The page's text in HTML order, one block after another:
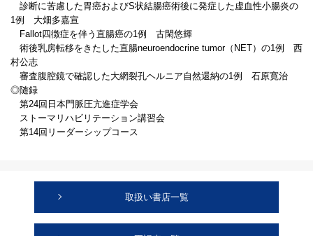
診断に苦慮した胃癌およびS状結腸癌術後に発症した虚血性小腸炎の
1例 大畑多嘉宣
Fallot四徴症を伴う直腸癌の1例 古閑悠輝
術後乳房転移をきたした直腸neuroendocrine tumor（NET）の1例 西
村公志
審査腹腔鏡で確認した大網裂孔ヘルニア自然還納の1例 石原寛治
◎随録
第24回日本門脈圧亢進症学会
ストーマリハビリテーション講習会
第14回リーダーシップコース
取扱い書店一覧